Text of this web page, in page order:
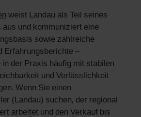
weist Landau als Teil seines
aus und kommuniziert eine
sowie zahlreiche
Erfahrungsberichte –
in der Praxis häufig mit stabilen
und Verlässlichkeit
Wenn Sie einen
(Landau) suchen, der regional
arbeitet und den Verkauf bis